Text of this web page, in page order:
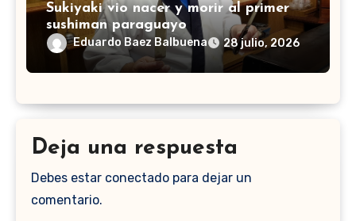
Sukiyaki vio nacer y morir al primer
sushiman paraguayo
Eduardo Baez Balbuena 28 julio, 2026
Deja una respuesta
Debes estar conectado para dejar un
comentario.